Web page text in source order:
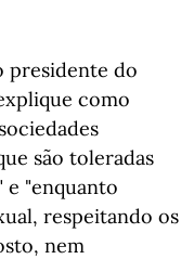
presidente do
como
são toleradas
"enquanto
respeitando os
nem